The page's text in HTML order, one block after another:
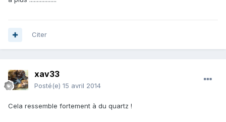
Citer
xav33
Posté(e) 15 avril 2014
Cela ressemble fortement à du quartz !